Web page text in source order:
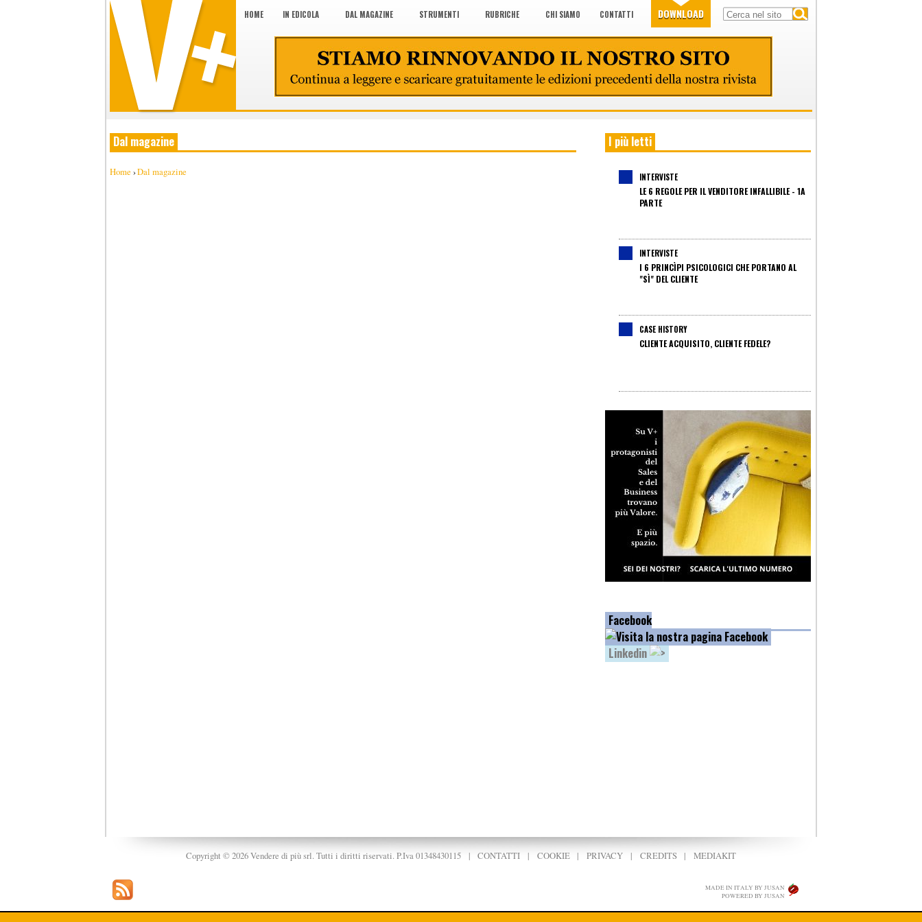
HOME IN EDICOLA DAL MAGAZINE STRUMENTI RUBRICHE CHI SIAMO CONTATTI DOWNLOAD
Dal magazine
Home ›Dal magazine
I più letti
INTERVISTE
LE 6 REGOLE PER IL VENDITORE INFALLIBILE - 1A
PARTE
INTERVISTE
I 6 PRINCÌPI PSICOLOGICI CHE PORTANO AL
"SÌ" DEL CLIENTE
CASE HISTORY
CLIENTE ACQUISITO, CLIENTE FEDELE?
Facebook
Linkedin
Copyright © 2026 Vendere di più srl. Tutti i diritti riservati. P.Iva 01348430115 |CONTATTI | COOKIE|PRIVACY | CREDITS| MEDIAKIT
MADE IN ITALY BY JUSAN
POWERED BY JUSAN